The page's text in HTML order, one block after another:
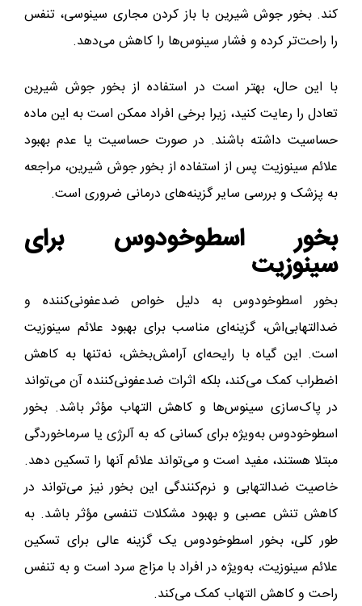
کند. بخور جوش شیرین با باز کردن مجاری سینوسی، تنفس
را راحت‌تر کرده و فشار سینوس‌ها را کاهش می‌دهد.
با این حال، بهتر است در استفاده از بخور جوش شیرین
تعادل را رعایت کنید، زیرا برخی افراد ممکن است به این ماده
حساسیت داشته باشند. در صورت حساسیت یا عدم بهبود
علائم سینوزیت پس از استفاده از بخور جوش شیرین، مراجعه
به پزشک و بررسی سایر گزینه‌های درمانی ضروری است.
بخور اسطوخودوس برای
سینوزیت
بخور اسطوخودوس به دلیل خواص ضدعفونی‌کننده و
ضدالتهابی‌اش، گزینه‌ای مناسب برای بهبود علائم سینوزیت
است. این گیاه با رایحه‌ای آرامش‌بخش، نه‌تنها به کاهش
اضطراب کمک می‌کند، بلکه اثرات ضدعفونی‌کننده آن می‌تواند
در پاک‌سازی سینوس‌ها و کاهش التهاب مؤثر باشد. بخور
اسطوخودوس به‌ویژه برای کسانی که به آلرژی یا سرماخوردگی
مبتلا هستند، مفید است و می‌تواند علائم آنها را تسکین دهد.
خاصیت ضدالتهابی و نرم‌کنندگی این بخور نیز می‌تواند در
کاهش تنش عصبی و بهبود مشکلات تنفسی مؤثر باشد. به
طور کلی، بخور اسطوخودوس یک گزینه عالی برای تسکین
علائم سینوزیت، به‌ویژه در افراد با مزاج سرد است و به تنفس
راحت و کاهش التهاب کمک می‌کند.